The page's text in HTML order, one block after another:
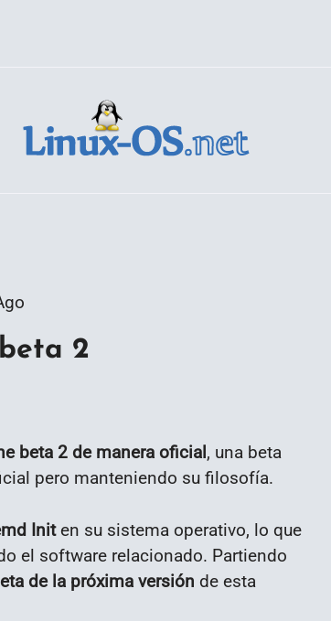
2
beta 2 de manera oficial, una beta
pero manteniendo su filosofía.
Initen su sistema operativo, lo que
el software relacionado. Partiendo
de la próxima versión de esta